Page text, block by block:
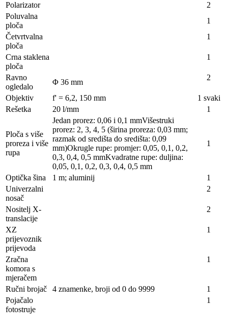
Polarizator
2
Poluvalna
ploča
1
Četvrtvalna
ploča
1
Crna staklena
ploča
1
Ravno
ogledalo
Φ 36 mm
2
Objektiv f' = 6,2, 150 mm
1 svaki
Rešetka
20 l/mm 1
Ploča s više
proreza i više
rupa
Jedan prorez: 0,06 i 0,1 mmVišestruki
prorez: 2, 3, 4, 5 (širina proreza: 0,03 mm;
razmak od središta do središta: 0,09
mm)Okrugle rupe: promjer: 0,05, 0,1, 0,2,
0,3, 0,4, 0,5 mmKvadratne rupe: duljina:
0,05, 0,1, 0,2, 0,3, 0,4, 0,5 mm
1
Optička šina 1 m; aluminij
1
Univerzalni
nosač
2
Nositelj X-
translacije
2
XZ
prijevoznik
prijevoda
1
Zračna
komora s
mjeračem
1
Ručni brojač 4 znamenke, broji od 0 do 9999
1
Pojačalo
fotostruje
1